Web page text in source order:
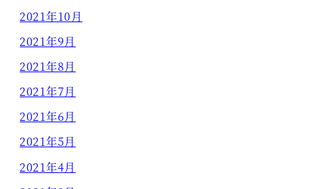
2021年10月
2021年9月
2021年8月
2021年7月
2021年6月
2021年5月
2021年4月